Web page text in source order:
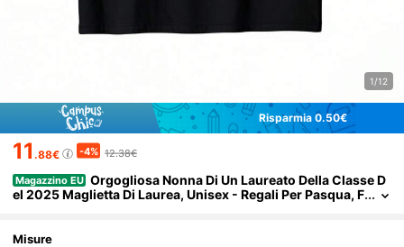
1/12
Risparmia 0.50€
11 .88€ -4% 12.38€
Magazzino EU Orgogliosa Nonna Di Un Laureato Della Classe D
el 2025 Maglietta Di Laurea, Unisex - Regali Per Pasqua, F
Misure